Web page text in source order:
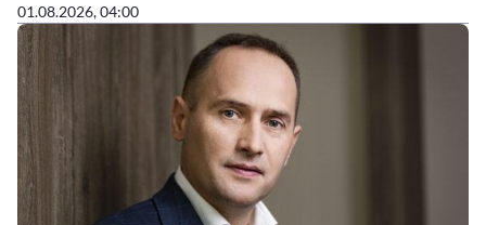
01.08.2026, 04:00